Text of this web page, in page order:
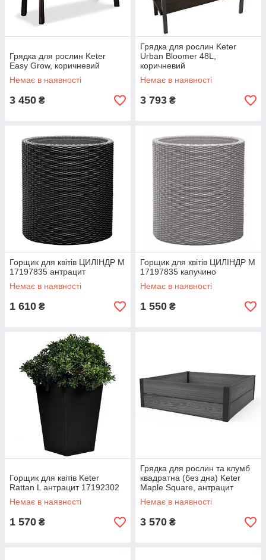
Грядка для рослин Keter
Easy Grow, коричневий
Немає в наявності
3 450 ₴
Грядка для рослин Keter
Urban Bloomer 48L,
коричневий
Немає в наявності
3 793 ₴
Горщик для квітів ЦИЛІНДР M
17197835 антрацит
Немає в наявності
1 610 ₴
Горщик для квітів ЦИЛІНДР M
17197835 капучино
Немає в наявності
1 550 ₴
Горщик для квітів Keter
Rattan L антрацит 17192302
Немає в наявності
1 570 ₴
Грядка для рослин та клумб
квадратна (без дна) Keter
Maple Square, антрацит
(17209665)
Немає в наявності
3 570 ₴